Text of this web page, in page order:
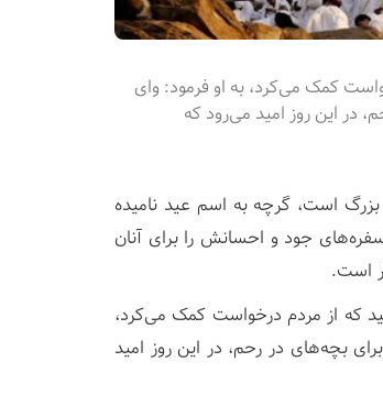
کمک می‌کرد، به او فرمود: وای
در این روز امید می‌رود که
بزرگ است، گرچه به اسم عید نامیده
جود و احسانش را برای آنان
است.
که از مردم درخواست کمک می‌کرد،
بچه‌های در رحم، در این روز امید